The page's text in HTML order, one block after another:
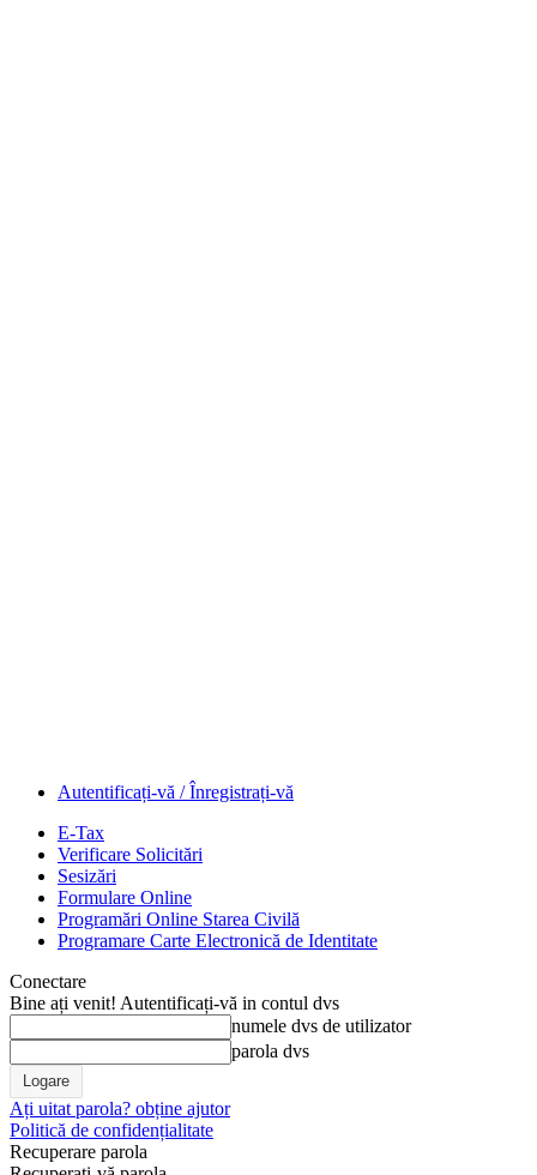
Autentificați-vă / Înregistrați-vă
E-Tax
Verificare Solicitări
Sesizări
Formulare Online
Programări Online Starea Civilă
Programare Carte Electronică de Identitate
Conectare
Bine ați venit! Autentificați-vă in contul dvs
numele dvs de utilizator
parola dvs
Ați uitat parola? obține ajutor
Politică de confidențialitate
Recuperare parola